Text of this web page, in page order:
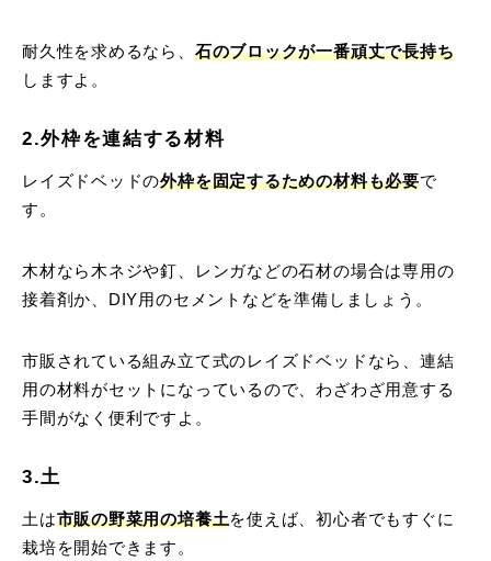
耐久性を求めるなら、 石のブロックが一番頑丈で長持ち
しますよ。
2.外枠を連結する材料
レイズドベッドの外枠を固定するための材料も必要で
す。
木材なら木ネジや釘、レンガなどの石材の場合は専用の
接着剤か、DIY用のセメントなどを準備しましょう。
市販されている組み立て式のレイズドベッドなら、連結
用の材料がセットになっているので、わざわざ用意する
手間がなく便利ですよ。
3.土
土は市販の野菜用の培養土を使えば、初心者でもすぐに
栽培を開始できます。